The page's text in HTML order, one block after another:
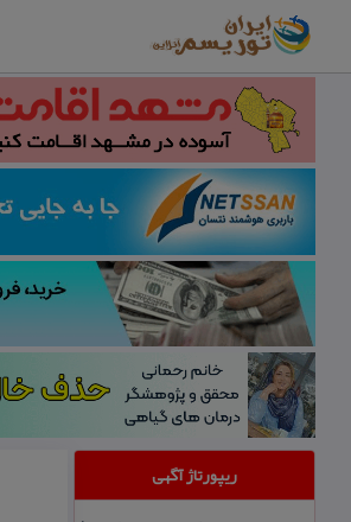
ریپورتاژ آگهی